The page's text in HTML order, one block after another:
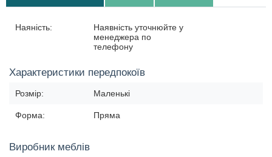
Наяність:
Наявність уточнюйте у
менеджера по
телефону
Характеристики передпокоїв
Розмір: Маленькі
Форма: Пряма
Виробник меблів